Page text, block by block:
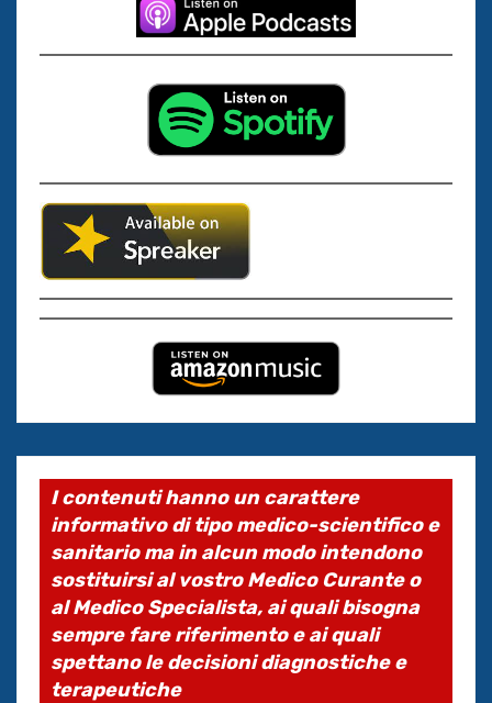
I contenuti hanno un carattere
informativo di tipo medico-scientifico e
sanitario ma in alcun modo intendono
sostituirsi al vostro Medico Curante o
al Medico Specialista, ai quali bisogna
sempre fare riferimento e ai quali
spettano le decisioni diagnostiche e
terapeutiche